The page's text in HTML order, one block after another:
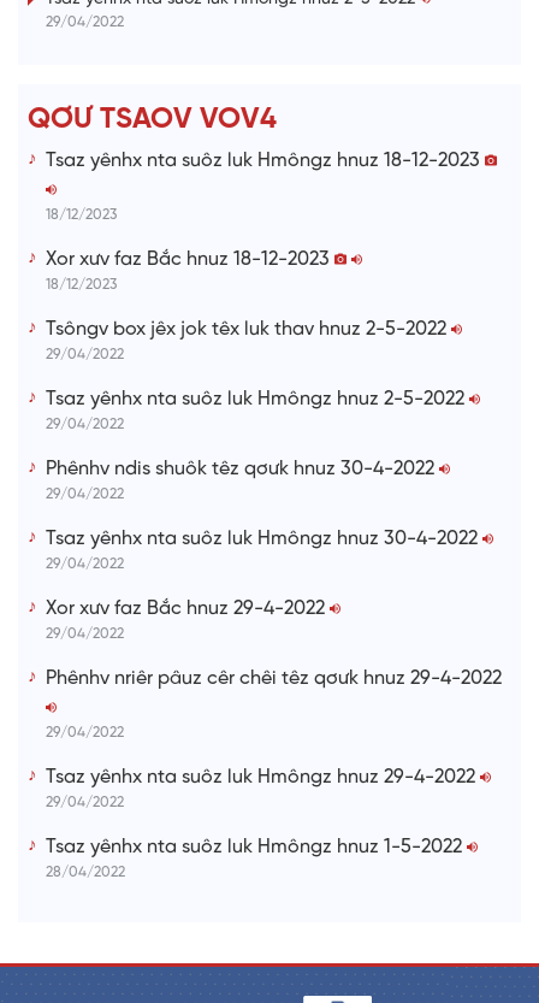
29/04/2022
QƠƯ TSAOV VOV4
Tsaz yênhx nta suôz luk Hmôngz hnuz 18-12-2023
18/12/2023
Xor xưv faz Bắc hnuz 18-12-2023
18/12/2023
Tsôngv box jêx jok têx luk thav hnuz 2-5-2022
29/04/2022
Tsaz yênhx nta suôz luk Hmôngz hnuz 2-5-2022
29/04/2022
Phênhv ndis shuôk têz qơưk hnuz 30-4-2022
29/04/2022
Tsaz yênhx nta suôz luk Hmôngz hnuz 30-4-2022
29/04/2022
Xor xưv faz Bắc hnuz 29-4-2022
29/04/2022
Phênhv nriêr pâuz cêr chêi têz qơưk hnuz 29-4-2022
29/04/2022
Tsaz yênhx nta suôz luk Hmôngz hnuz 29-4-2022
29/04/2022
Tsaz yênhx nta suôz luk Hmôngz hnuz 1-5-2022
28/04/2022